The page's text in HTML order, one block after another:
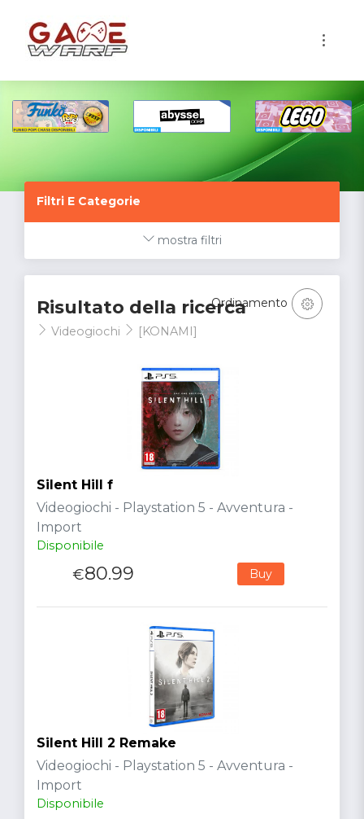
Filtri E Categorie
mostra filtri
Risultato della ricerca
Videogiochi [KONAMI]
Ordinamento
Silent Hill f
Videogiochi - Playstation 5 - Avventura -
Import
Disponibile
€80.99 Buy
Silent Hill 2 Remake
Videogiochi - Playstation 5 - Avventura -
Import
Disponibile